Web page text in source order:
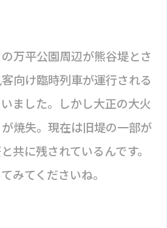
万平公園周辺が熊谷堤とさ
向け臨時列車が運行される
ました。しかし大正の大火
焼失。現在は旧堤の一部が
共に残されているんです。
みてくださいね。